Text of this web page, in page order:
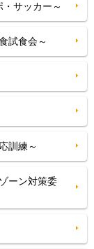
サッカー～
試食会～
訓練～
ーン対策委